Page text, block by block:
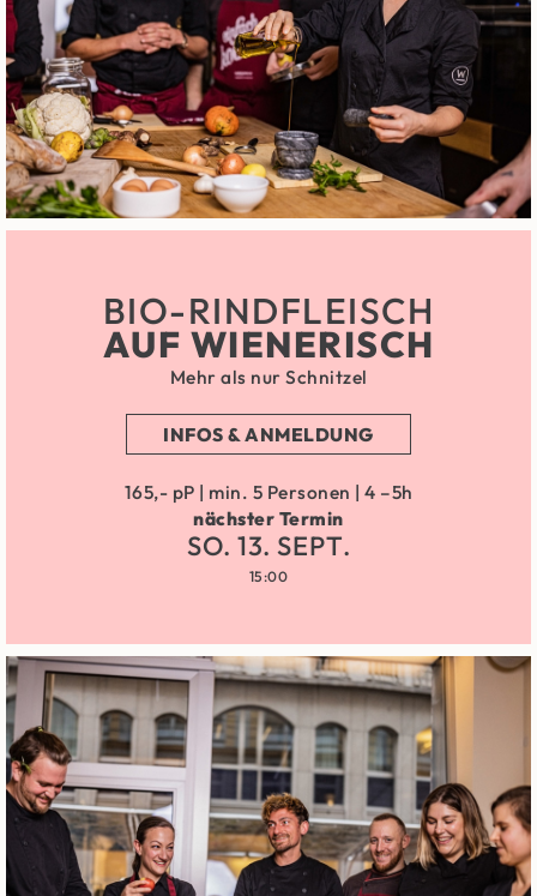
BIO-RINDFLEISCH
AUF WIENERISCH
Mehr als nur Schnitzel
INFOS & ANMELDUNG
165,- pP | min. 5 Personen | 4 –5h
nächster Termin
SO. 13. SEPT.
15:00